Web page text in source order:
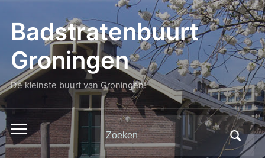
Badstratenbuurt
Groningen
De kleinste buurt van Groningen!
Toggle
mobiel
Zoeken
naar: